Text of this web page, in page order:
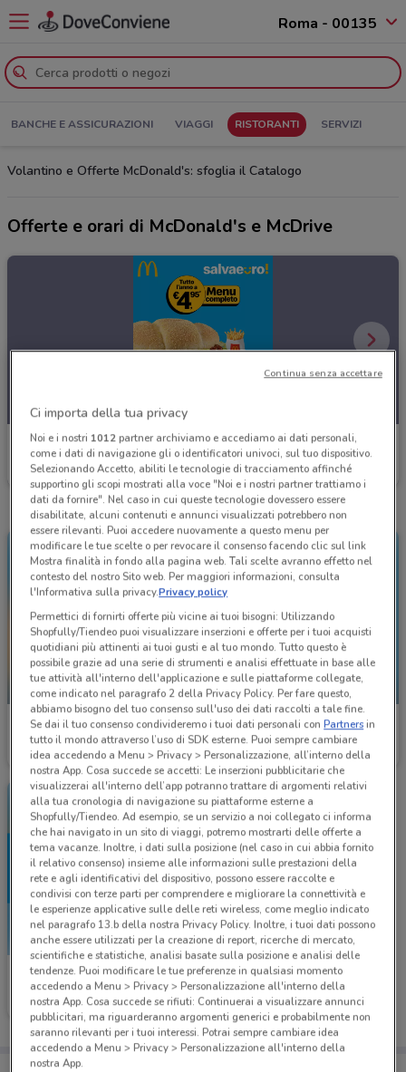
Roma - 00135
BANCHE E ASSICURAZIONI VIAGGI RISTORANTI SERVIZI
Volantino e Offerte McDonald's: sfoglia il Catalogo
Offerte e orari di McDonald's e McDrive
McDonald's
Scade domenica
-2 GIORNI
McDonald's
Scade domenica 1.6 km
-2 GIORNI
McDonald's
Scade domenica 1.6 km
McDonald's
Scade giovedì 1.6 km
Ci importa della tua privacy
Noi e i nostri 1012partner archiviamo e accediamo ai dati personali,
come i dati di navigazione gli o identificatori univoci, sul tuo dispositivo.
Selezionando Accetto, abiliti le tecnologie di tracciamento affinché
supportino gli scopi mostrati alla voce "Noi e i nostri partner trattiamo i
dati da fornire". Nel caso in cui queste tecnologie dovessero essere
disabilitate, alcuni contenuti e annunci visualizzati potrebbero non
essere rilevanti. Puoi accedere nuovamente a questo menu per
modificare le tue scelte o per revocare il consenso facendo clic sul link
Mostra finalità in fondo alla pagina web. Tali scelte avranno effetto nel
contesto del nostro Sito web. Per maggiori informazioni, consulta
l'Informativa sulla privacy.Privacy policy
Permettici di fornirti offerte più vicine ai tuoi bisogni: Utilizzando
Shopfully/Tiendeo puoi visualizzare inserzioni e offerte per i tuoi acquisti
quotidiani più attinenti ai tuoi gusti e al tuo mondo. Tutto questo è
possibile grazie ad una serie di strumenti e analisi effettuate in base alle
tue attività all'interno dell'applicazione e sulle piattaforme collegate,
come indicato nel paragrafo 2 della Privacy Policy. Per fare questo,
abbiamo bisogno del tuo consenso sull'uso dei dati raccolti a tale fine.
Se dai il tuo consenso condivideremo i tuoi dati personali conPartnersin
tutto il mondo attraverso l’uso di SDK esterne. Puoi sempre cambiare
idea accedendo a Menu > Privacy > Personalizzazione, all’interno della
nostra App. Cosa succede se accetti: Le inserzioni pubblicitarie che
visualizzerai all'interno dell’app potranno trattare di argomenti relativi
alla tua cronologia di navigazione su piattaforme esterne a
Shopfully/Tiendeo. Ad esempio, se un servizio a noi collegato ci informa
che hai navigato in un sito di viaggi, potremo mostrarti delle offerte a
tema vacanze. Inoltre, i dati sulla posizione (nel caso in cui abbia fornito
il relativo consenso) insieme alle informazioni sulle prestazioni della
rete e agli identificativi del dispositivo, possono essere raccolte e
condivisi con terze parti per comprendere e migliorare la connettività e
le esperienze applicative sulle delle reti wireless, come meglio indicato
nel paragrafo 13.b della nostra Privacy Policy. Inoltre, i tuoi dati possono
anche essere utilizzati per la creazione di report, ricerche di mercato,
scientifiche e statistiche, analisi basate sulla posizione e analisi delle
tendenze. Puoi modificare le tue preferenze in qualsiasi momento
accedendo a Menu > Privacy > Personalizzazione all'interno della
nostra App. Cosa succede se rifiuti: Continuerai a visualizzare annunci
pubblicitari, ma riguarderanno argomenti generici e probabilmente non
saranno rilevanti per i tuoi interessi. Potrai sempre cambiare idea
accedendo a Menu > Privacy > Personalizzazione all'interno della
nostra App.
Continua senza accettare